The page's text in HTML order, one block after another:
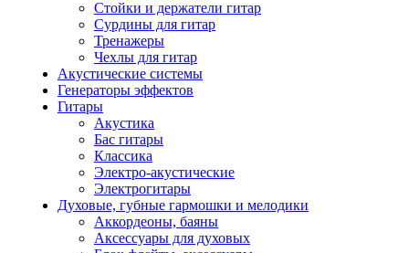
Стойки и держатели гитар
Сурдины для гитар
Тренажеры
Чехлы для гитар
Акустические системы
Генераторы эффектов
Гитары
Акустика
Бас гитары
Классика
Электро-акустические
Электрогитары
Духовые, губные гармошки и мелодики
Аккордеоны, баяны
Аксессуары для духовых